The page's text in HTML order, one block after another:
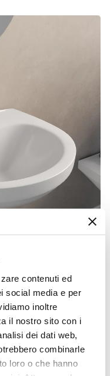
contenuti ed
social media e per
inoltre
il nostro sito con i
dei dati web,
combinarle
loro o che hanno
cm - Malay